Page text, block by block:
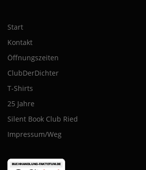
Start
Kontakt
Öffnungszeiten
ClubDerDichter
T-Shirts
25 Jahre
Silent Book Club Ried
Impressum/Weg